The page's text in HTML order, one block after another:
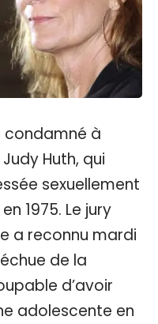
condamné à
Huth, qui
sexuellement
1975. Le jury
a reconnu mardi
de la
d’avoir
adolescente en